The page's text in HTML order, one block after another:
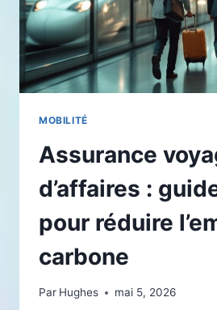
MOBILITÉ
Assurance
d’affaires :
pour réduire
carbone
Par Hughes mai 5, 2026